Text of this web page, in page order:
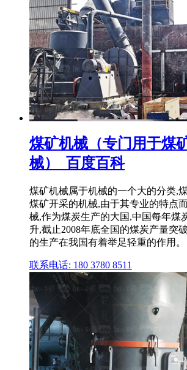
煤矿机械（专门用于煤
械）_百度百科
煤矿机械属于机械的一个大的分类,
煤矿开采的机械,由于其专业的特点
械,作为煤炭生产的大国,中国每年煤
升,截止2008年底全国的煤炭产量突
的生产在我国有着举足轻重的作用。
联系电话: 180 3780 8511